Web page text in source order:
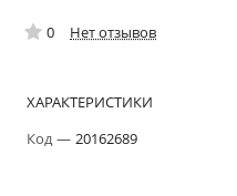
0 Нет отзывов
ХАРАКТЕРИСТИКИ
Код— 20162689